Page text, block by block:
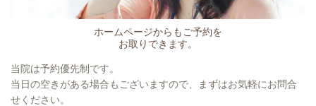
ホームページからもご予約を
お取りできます。
当院は予約優先制です。
当日の空きがある場合もございますので、まずはお気軽にお問合
せください。